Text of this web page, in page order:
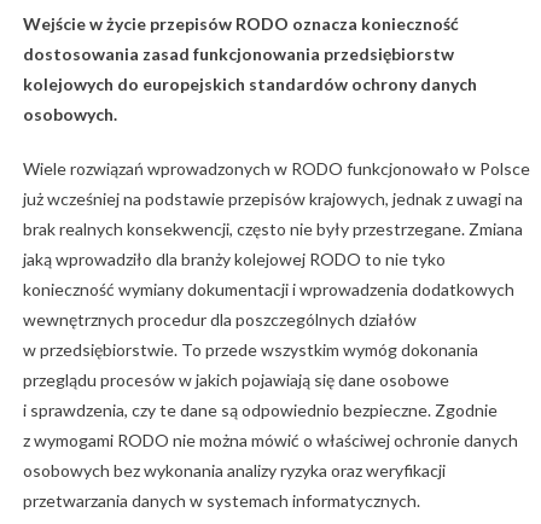
Wejście w życie przepisów RODO oznacza konieczność
dostosowania zasad funkcjonowania przedsiębiorstw
kolejowych do europejskich standardów ochrony danych
osobowych.
Wiele rozwiązań wprowadzonych w RODO funkcjonowało w Polsce
już wcześniej na podstawie przepisów krajowych, jednak z uwagi na
brak realnych konsekwencji, często nie były przestrzegane. Zmiana
jaką wprowadziło dla branży kolejowej RODO to nie tyko
konieczność wymiany dokumentacji i wprowadzenia dodatkowych
wewnętrznych procedur dla poszczególnych działów
w przedsiębiorstwie. To przede wszystkim wymóg dokonania
przeglądu procesów w jakich pojawiają się dane osobowe
i sprawdzenia, czy te dane są odpowiednio bezpieczne. Zgodnie
z wymogami RODO nie można mówić o właściwej ochronie danych
osobowych bez wykonania analizy ryzyka oraz weryfikacji
przetwarzania danych w systemach informatycznych.